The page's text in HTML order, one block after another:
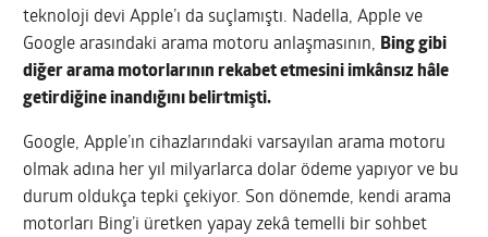
teknoloji devi Apple’ı da suçlamıştı. Nadella, Apple ve
Google arasındaki arama motoru anlaşmasının, Bing gibi
diğer arama motorlarının rekabet etmesini imkânsız hâle
getirdiğine inandığını belirtmişti.
Google, Apple’ın cihazlarındaki varsayılan arama motoru
olmak adına her yıl milyarlarca dolar ödeme yapıyor ve bu
durum oldukça tepki çekiyor. Son dönemde, kendi arama
motorları Bing’i üretken yapay zekâ temelli bir sohbet